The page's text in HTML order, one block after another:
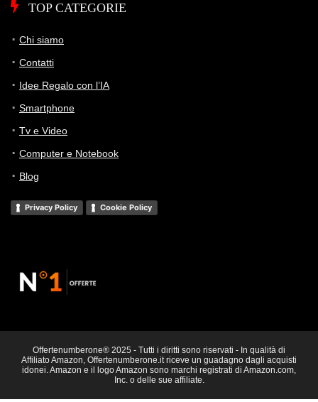
TOP CATEGORIE
Chi siamo
Contatti
Idee Regalo con l’IA
Smartphone
Tv e Video
Computer e Notebook
Blog
Privacy Policy Cookie Policy
Offertenumberone® 2025 - Tutti i diritti sono riservati - In qualità di
Affiliato Amazon, Offertenumberone.it riceve un guadagno dagli acquisti
idonei. Amazon e il logo Amazon sono marchi registrati di Amazon.com,
Inc. o delle sue affiliate.